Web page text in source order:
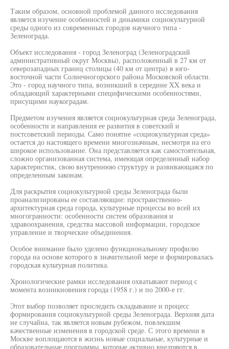
Таким образом, основной проблемой данного исследования
является изучение особенностей и динамики социокультурной
среды одного из современных городов научного типа -
Зеленограда.
Объект исследования - город Зеленоград (Зеленоградский
административный округ Москвы), расположенный в 27 км от
северозападных границ столицы (40 км от центра) в юго-
восточной части Солнечногорского района Московской области.
Это - город научного типа, возникший в середине XX века и
обладающий характерными специфическими особенностями,
присущими наукоградам.
Предметом изучения является социокультурная среда Зеленограда,
особенности и направления ее развития в советский и
постсоветский периоды. Само понятие «социокультурная среда»
остается до настоящего времени многозначным, несмотря на его
широкое использование. Она представляется как самостоятельная,
сложно организованная система, имеющая определенный набор
характеристик, свою внутреннюю структуру и развивающаяся по
определенным законам.
Для раскрытия социокультурной среды Зеленограда были
проанализированы ее составляющие: пространственно-
архитектурная среда города, культурные процессы во всей их
многогранности: особенности систем образования и
здравоохранения, средства массовой информации, городское
управление и творческие объединения.
Особое внимание было уделено функциональному профилю
города на основе которого в значительной мере и формировалась
городская культурная политика.
Хронологические рамки исследования охватывают период с
момента возникновения города (1958 г.) и по 2000-е гг.
Этот выбор позволяет проследить складывание и процесс
формирования социокультурной среды Зеленограда. Верхняя дата
не случайна, так является новым рубежом, повлекшим
качественные изменения в городской среде. С этого времени в
Москве воплощаются в жизнь новые социальные, культурные и
образовательные программы, которые активно внедряются в